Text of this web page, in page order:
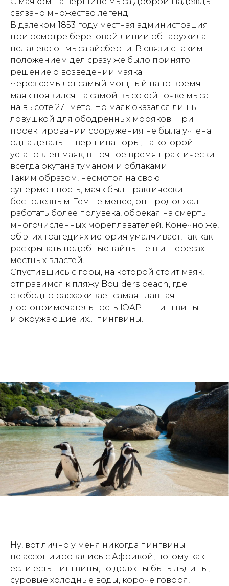
связано множество легенд.
В далеком 1853 году местная администрация
при осмотре береговой линии обнаружила
недалеко от мыса айсберги. В связи с таким
положением дел сразу же было принято
решение о возведении маяка.
Через семь лет самый мощный на то время
маяк появился на самой высокой точке мыса —
на высоте 271 метр. Но маяк оказался лишь
ловушкой для ободренных моряков. При
проектировании сооружения не была учтена
одна деталь — вершина горы, на которой
установлен маяк, в ночное время практически
всегда окутана туманом и облаками.
Таким образом, несмотря на свою
супермощность, маяк был практически
бесполезным. Тем не менее, он продолжал
работать более полувека, обрекая на смерть
многочисленных мореплавателей. Конечно же,
об этих трагедиях история умалчивает, так как
раскрывать подобные тайны не в интересах
местных властей.
Спустившись с горы, на которой стоит маяк,
отправимся к пляжу Boulders beach, где
свободно расхаживает самая главная
достопримечательность ЮАР — пингвины
и окружающие их… пингвины.
Ну, вот лично у меня никогда пингвины
не ассоциировались с Африкой, потому как
если есть пингвины, то должны быть льдины,
суровые холодные воды, короче говоря,